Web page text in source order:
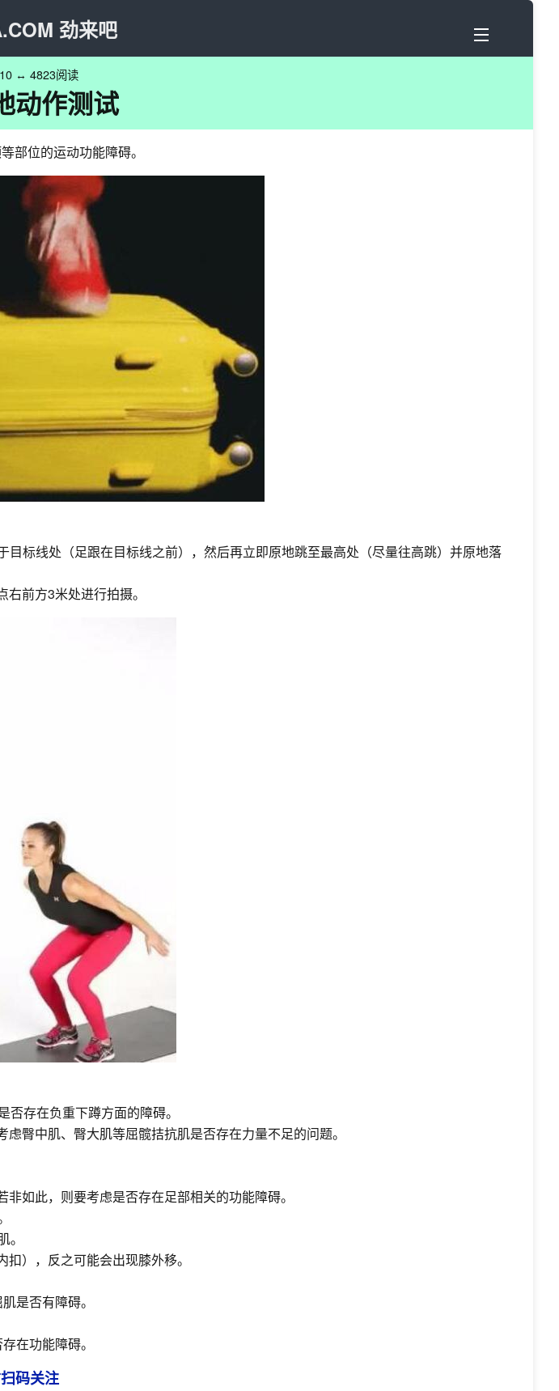
劲来吧
↔ 4823阅读
动作测试
部位的运动功能障碍。
标线处（足跟在目标线之前），然后再立即原地跳至最高处（尽量往高跳）并原地落
前方3米处进行拍摄。
存在负重下蹲方面的障碍。
臀中肌、臀大肌等屈髋拮抗肌是否存在力量不足的问题。
如此，则要考虑是否存在足部相关的功能障碍。
），反之可能会出现膝外移。
是否有障碍。
在功能障碍。
码关注